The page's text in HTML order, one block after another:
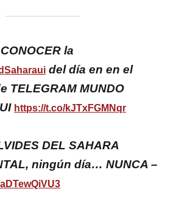
la
del día en en el
TELEGRAM MUNDO
https://t.co/kJTxFGMNqr
DEL SAHARA
ningún día… NUNCA –